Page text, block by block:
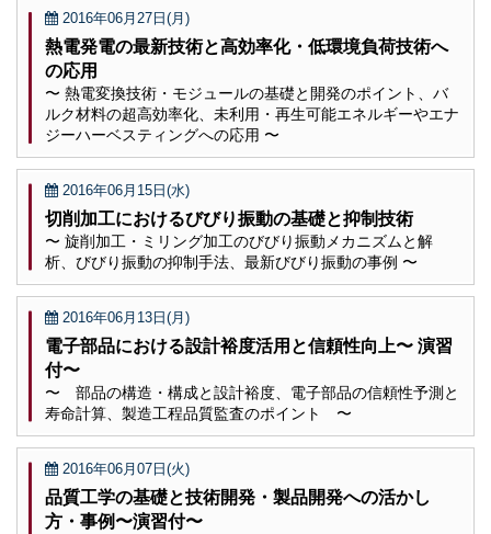
2016年06月27日(月)
熱電発電の最新技術と高効率化・低環境負荷技術へ
の応用
〜 熱電変換技術・モジュールの基礎と開発のポイント、バ
ルク材料の超高効率化、未利用・再生可能エネルギーやエナ
ジーハーベスティングへの応用 〜
2016年06月15日(水)
切削加工におけるびびり振動の基礎と抑制技術
〜 旋削加工・ミリング加工のびびり振動メカニズムと解
析、びびり振動の抑制手法、最新びびり振動の事例 〜
2016年06月13日(月)
電子部品における設計裕度活用と信頼性向上〜 演習
付〜
〜 部品の構造・構成と設計裕度、電子部品の信頼性予測と
寿命計算、製造工程品質監査のポイント 〜
2016年06月07日(火)
品質工学の基礎と技術開発・製品開発への活かし
方・事例〜演習付〜